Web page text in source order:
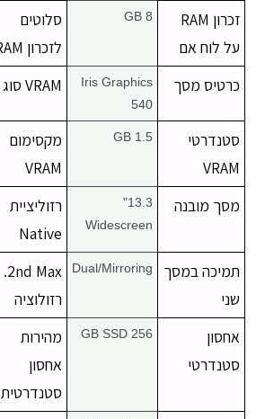
זכרון RAM
על לוח אם
8 GB
סלוטים
לזכרון RAM
כרטיס מסך
Iris Graphics
540
VRAM סוג
סטנדרטי
VRAM
1.5 GB
מקסימום
VRAM
מסך מובנה
13.3"
Widescreen
רזוליציית
Native
תמיכה במסך
שני
Dual/Mirroring
2nd Max.
רזולוציה
אחסון
סטנדרטי
256 GB SSD
מהירות
אחסון
סטנדרטית